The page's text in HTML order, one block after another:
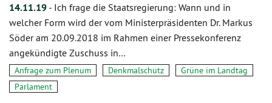
14.11.19 - Ich frage die Staatsregierung: Wann und in
welcher Form wird der vom Ministerpräsidenten Dr. Markus
Söder am 20.09.2018 im Rahmen einer Pressekonferenz
angekündigte Zuschuss in…
Anfrage zum Plenum Denkmalschutz
Grüne im Landtag
Parlament